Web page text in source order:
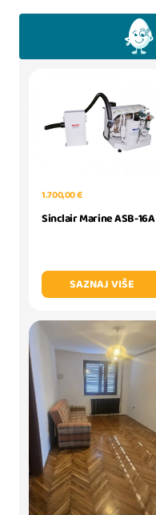
1.700,00 €
Sinclair Marine ASB-16A
SAZNAJ VIŠE